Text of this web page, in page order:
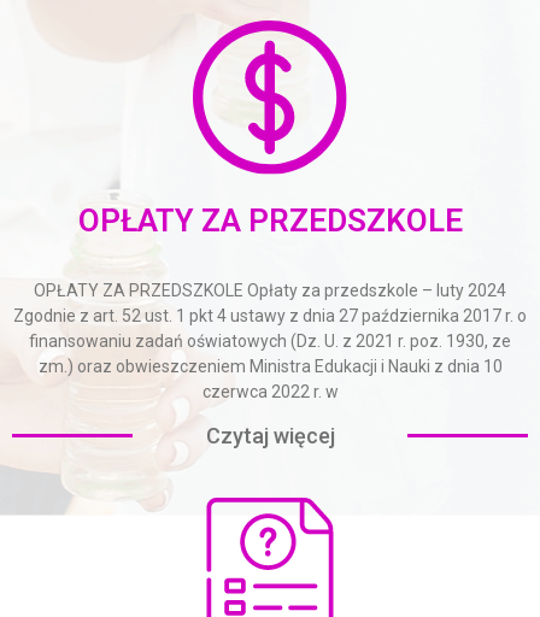
OPŁATY ZA PRZEDSZKOLE
OPŁATY ZA PRZEDSZKOLE Opłaty za przedszkole – luty 2024
Zgodnie z art. 52 ust. 1 pkt 4 ustawy z dnia 27 października 2017 r. o
finansowaniu zadań oświatowych (Dz. U. z 2021 r. poz. 1930, ze
zm.) oraz obwieszczeniem Ministra Edukacji i Nauki z dnia 10
czerwca 2022 r. w
Czytaj więcej